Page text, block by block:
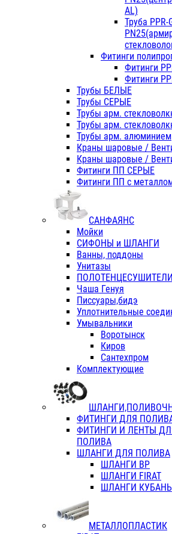
AL)
Труба PPR-
Фитинги
Фитинги
Фитинги
Трубы БЕЛЫЕ
Трубы СЕРЫЕ
Трубы арм.
Трубы арм.
Трубы арм. алюминием
Краны шаровые /
Краны шаровые /
Фитинги ПП СЕРЫЕ
Фитинги ПП с
САНФАЯНС
Мойки
СИФОНЫ и ШЛАНГИ
Ванны, поддоны
Унитазы
ПОЛОТЕНЦЕСУШИТЕЛИ
Чаша Генуя
Писсуары,бидэ
Уплотнительные
Умывальники
Воротынск
Киров
Сантехпром
Комплектующие
ФИТИНГИ ДЛЯ
ФИТИНГИ И ЛЕНТЫ
ПОЛИВА
ШЛАНГИ ДЛЯ ПОЛИВА
ШЛАНГИ ВР
ШЛАНГИ FIRAT
ШЛАНГИ КУБАНЬ
МЕТАЛЛОПЛАСТИК